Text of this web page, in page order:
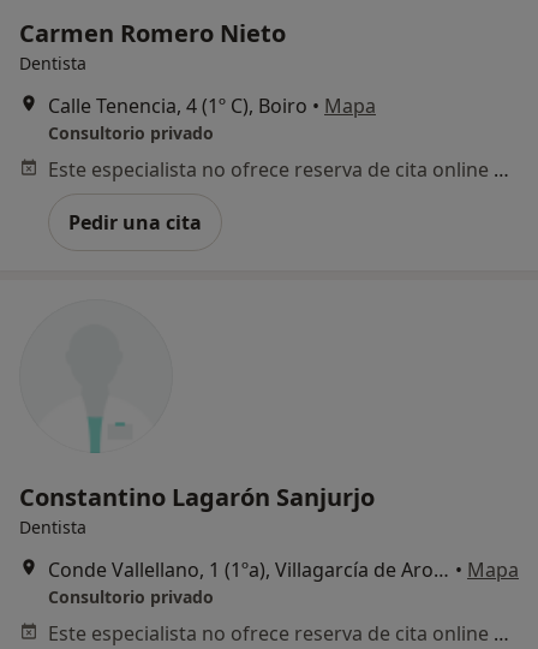
Carmen Romero Nieto
Dentista
Calle Tenencia, 4 (1º C), Boiro • Mapa
Consultorio privado
Este especialista no ofrece reserva de cita online en esta dirección.
Pedir una cita
Constantino Lagarón Sanjurjo
Dentista
Conde Vallellano, 1 (1ºa), Villagarcía de Arosa • Mapa
Consultorio privado
Este especialista no ofrece reserva de cita online en esta dirección.